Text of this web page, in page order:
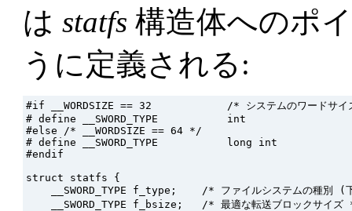
はstatfs 構造体へのポ
うに定義される:
#if __WORDSIZE == 32            /* システムのワードサ
# define __SWORD_TYPE           int
#else /* __WORDSIZE == 64 */
# define __SWORD_TYPE           long int
#endif
struct statfs {
__SWORD_TYPE f_type;    /* ファイルシステムの種別 (
__SWORD_TYPE f_bsize;   /* 最適な転送ブロックサイズ